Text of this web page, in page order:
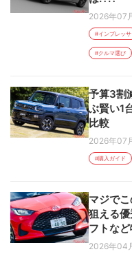
2026年07
#インプレッサ
#クルマ選び
予算3割
ぶ賢い1
比較
2026年07
#購入ガイド
マジで
狙える
フトな
2026年04